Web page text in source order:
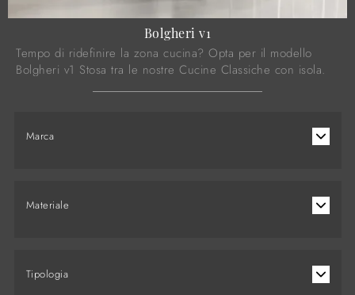
Marca
Materiale
Tipologia
Bolgheri v1
Tempo di ridefinire la zona cucina? Opta per il modello
Bolgheri v1 Stosa tra le nostre Cucine Classiche con isola.